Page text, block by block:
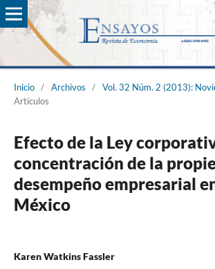
Inicio / Archivos / Vol. 32 Núm. 2 (2013):
Artículos
Efecto de la Ley
concentración de la
desempeño empresarial
México
Karen Watkins Fassler